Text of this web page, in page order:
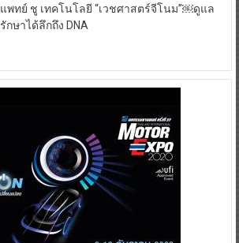
แพทย์ ชู เทคโนโลยี “เวชศาสตร์จีโนม”￼ดูแล
รักษาได้ลึกถึง DNA